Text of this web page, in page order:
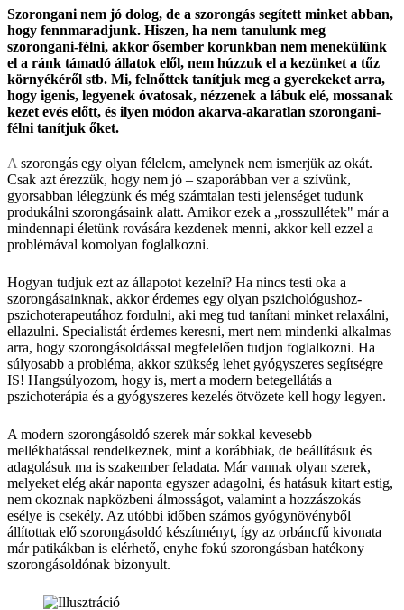
Szorongani nem jó dolog, de a szorongás segített minket abban,
hogy fennmaradjunk. Hiszen, ha nem tanulunk meg
szorongani-félni, akkor ősember korunkban nem menekülünk
el a ránk támadó állatok elől, nem húzzuk el a kezünket a tűz
környékéről stb. Mi, felnőttek tanítjuk meg a gyerekeket arra,
hogy igenis, legyenek óvatosak, nézzenek a lábuk elé, mossanak
kezet evés előtt, és ilyen módon akarva-akaratlan szorongani-
félni tanítjuk őket.
A szorongás egy olyan félelem, amelynek nem ismerjük az okát.
Csak azt érezzük, hogy nem jó – szaporábban ver a szívünk,
gyorsabban lélegzünk és még számtalan testi jelenséget tudunk
produkálni szorongásaink alatt. Amikor ezek a „rosszullétek" már a
mindennapi életünk rovására kezdenek menni, akkor kell ezzel a
problémával komolyan foglalkozni.
Hogyan tudjuk ezt az állapotot kezelni? Ha nincs testi oka a
szorongásainknak, akkor érdemes egy olyan pszichológushoz-
pszichoterapeutához fordulni, aki meg tud tanítani minket relaxálni,
ellazulni. Specialistát érdemes keresni, mert nem mindenki alkalmas
arra, hogy szorongásoldással megfelelően tudjon foglalkozni. Ha
súlyosabb a probléma, akkor szükség lehet gyógyszeres segítségre
IS! Hangsúlyozom, hogy is, mert a modern betegellátás a
pszichoterápia és a gyógyszeres kezelés ötvözete kell hogy legyen.
A modern szorongásoldó szerek már sokkal kevesebb
mellékhatással rendelkeznek, mint a korábbiak, de beállításuk és
adagolásuk ma is szakember feladata. Már vannak olyan szerek,
melyeket elég akár naponta egyszer adagolni, és hatásuk kitart estig,
nem okoznak napközbeni álmosságot, valamint a hozzászokás
esélye is csekély. Az utóbbi időben számos gyógynövényből
állítottak elő szorongásoldó készítményt, így az orbáncfű kivonata
már patikákban is elérhető, enyhe fokú szorongásban hatékony
szorongásoldónak bizonyult.